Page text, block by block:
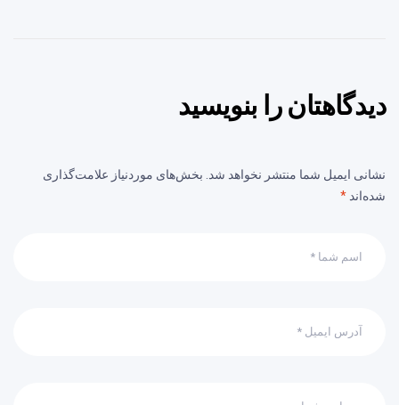
دیدگاهتان را بنویسید
نشانی ایمیل شما منتشر نخواهد شد. بخش‌های موردنیاز علامت‌گذاری
شده‌اند *